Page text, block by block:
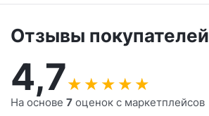
Отзывы покупателей
4,7★ ★ ★ ★ ★
На основе 7 оценок с маркетплейсов